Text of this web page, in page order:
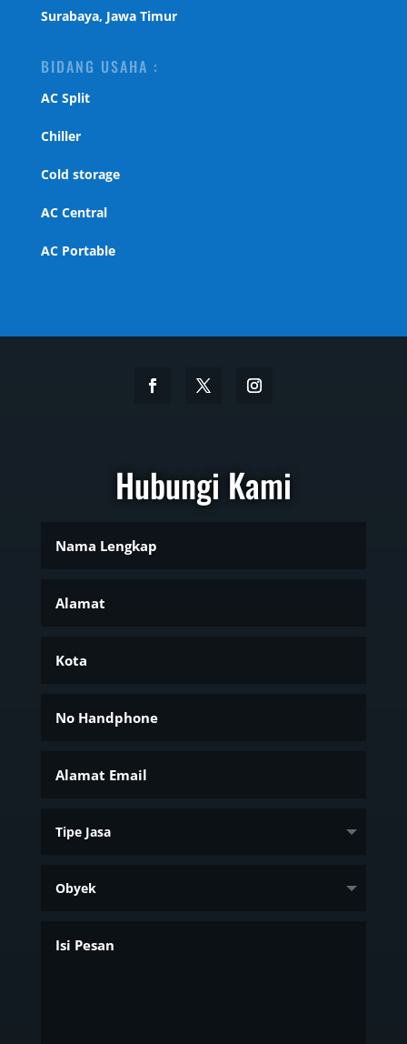
Surabaya, Jawa Timur
BIDANG USAHA :
AC Split
Chiller
Cold storage
AC Central
AC Portable
Hubungi Kami